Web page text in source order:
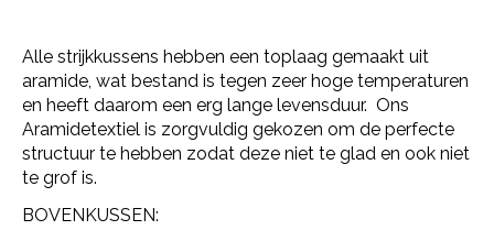
Alle strijkkussens hebben een toplaag gemaakt uit
aramide, wat bestand is tegen zeer hoge temperaturen
en heeft daarom een erg lange levensduur. Ons
Aramidetextiel is zorgvuldig gekozen om de perfecte
structuur te hebben zodat deze niet te glad en ook niet
te grof is.
BOVENKUSSEN: